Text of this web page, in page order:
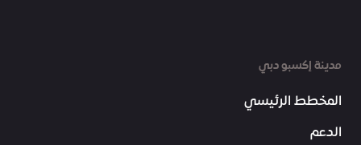
مدينة إكسبو دبي
المخطط الرئيسي
الدعم